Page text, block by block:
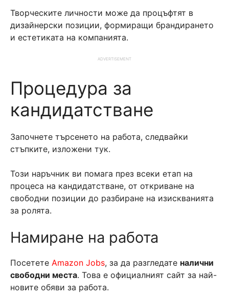
Творческите личности може да процъфтят в
дизайнерски позиции, формиращи брандирането
и естетиката на компанията.
ADVERTISEMENT
Процедура за
кандидатстване
Започнете търсенето на работа, следвайки
стъпките, изложени тук.
Този наръчник ви помага през всеки етап на
процеса на кандидатстване, от откриване на
свободни позиции до разбиране на изискванията
за ролята.
Намиране на работа
Посетете Amazon Jobs, за да разгледате налични
свободни места. Това е официалният сайт за най-
новите обяви за работа.